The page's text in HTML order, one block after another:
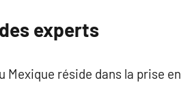
experts
Mexique réside dans la prise en